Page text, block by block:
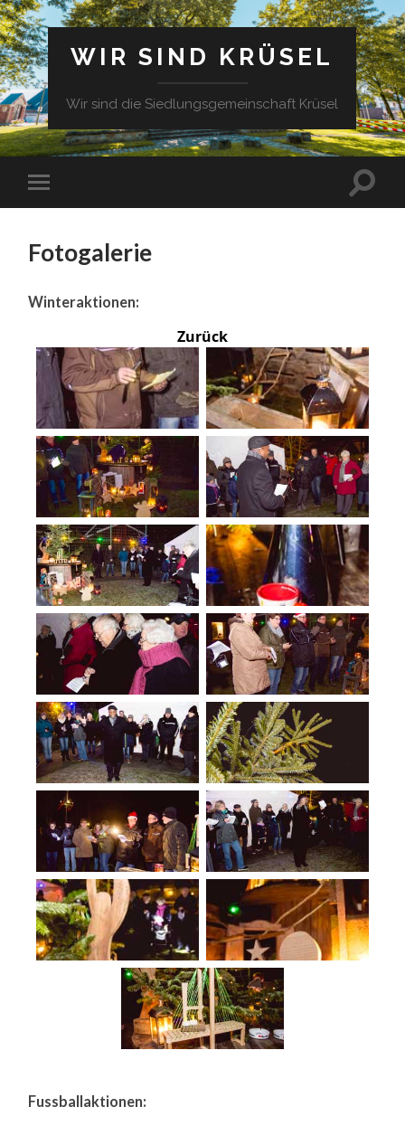
WIR SIND KRÜSEL
Wir sind die Siedlungsgemeinschaft Krüsel
Fotogalerie
Winteraktionen:
Zurück
Fussballaktionen: